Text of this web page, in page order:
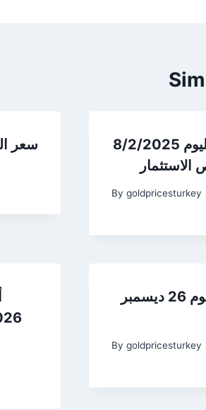
سعر
أسعار الذهب في ألمانيا اليوم 8/2/2025
By goldpricesturkey
سعر الذهب في تركيا اليوم 26 ديسمبر
By goldpricesturkey